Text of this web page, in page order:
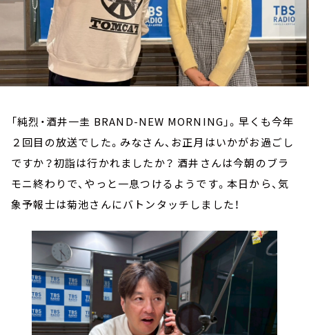
「純烈・酒井一圭 BRAND-NEW MORNING」。早くも今年
２回目の放送でした。みなさん、お正月はいかがお過ごし
ですか？初詣は行かれましたか？ 酒井さんは今朝のブラ
モニ終わりで、やっと一息つけるようです。本日から、気
象予報士は菊池さんにバトンタッチしました！